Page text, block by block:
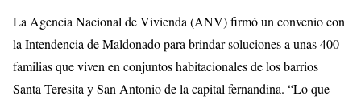
La Agencia Nacional de Vivienda (ANV) firmó un convenio con
la Intendencia de Maldonado para brindar soluciones a unas 400
familias que viven en conjuntos habitacionales de los barrios
Santa Teresita y San Antonio de la capital fernandina. “Lo que